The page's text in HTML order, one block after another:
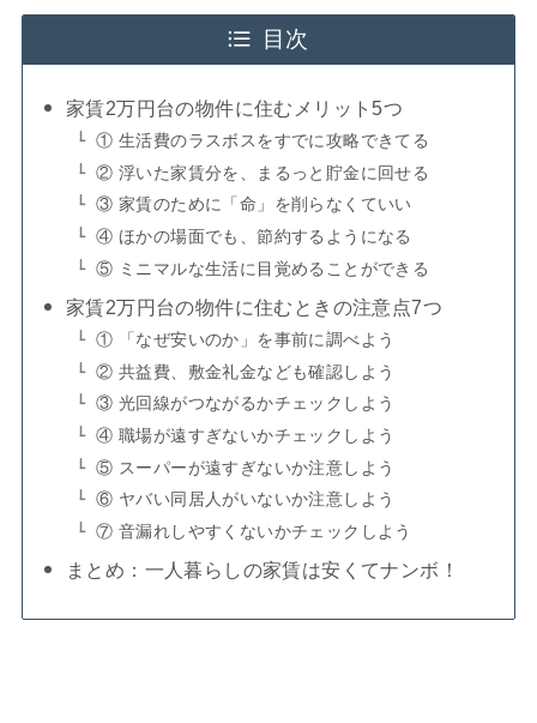
目次
家賃2万円台の物件に住むメリット5つ
① 生活費のラスボスをすでに攻略できてる
② 浮いた家賃分を、まるっと貯金に回せる
③ 家賃のために「命」を削らなくていい
④ ほかの場面でも、節約するようになる
⑤ ミニマルな生活に目覚めることができる
家賃2万円台の物件に住むときの注意点7つ
① 「なぜ安いのか」を事前に調べよう
② 共益費、敷金礼金なども確認しよう
③ 光回線がつながるかチェックしよう
④ 職場が遠すぎないかチェックしよう
⑤ スーパーが遠すぎないか注意しよう
⑥ ヤバい同居人がいないか注意しよう
⑦ 音漏れしやすくないかチェックしよう
まとめ：一人暮らしの家賃は安くてナンボ！